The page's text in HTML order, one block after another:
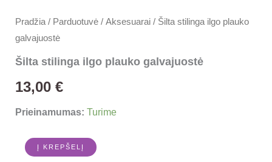
Pradžia / Parduotuvė / Aksesuarai / Šilta stilinga ilgo plauko
galvajuostė
Šilta stilinga ilgo plauko galvajuostė
13,00 €
Prieinamumas: Turime
Į KREPŠELĮ